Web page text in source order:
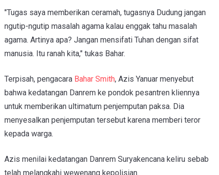
"Tugas saya memberikan ceramah, tugasnya Dudung jangan
ngutip-ngutip masalah agama kalau enggak tahu masalah
agama. Artinya apa? Jangan mensifati Tuhan dengan sifat
manusia. Itu ranah kita," tukas Bahar.
Terpisah, pengacara Bahar Smith, Azis Yanuar menyebut
bahwa kedatangan Danrem ke pondok pesantren kliennya
untuk memberikan ultimatum penjemputan paksa. Dia
menyesalkan penjemputan tersebut karena memberi teror
kepada warga.
Azis menilai kedatangan Danrem Suryakencana keliru sebab
telah melangkahi wewenang kepolisian.